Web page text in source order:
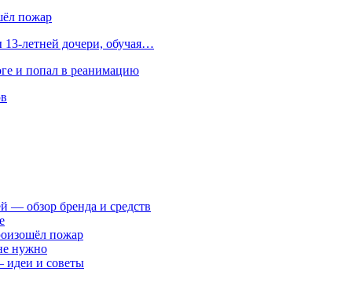
пожар
летней дочери, обучая…
и попал в реанимацию
— обзор бренда и средств
пожар
нужно
идеи и советы